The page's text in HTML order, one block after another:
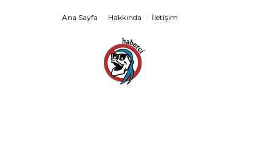
Ana Sayfa Hakkında İletişim